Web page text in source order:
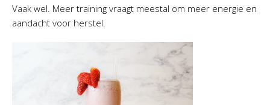
Vaak wel. Meer training vraagt meestal om meer energie en
aandacht voor herstel.